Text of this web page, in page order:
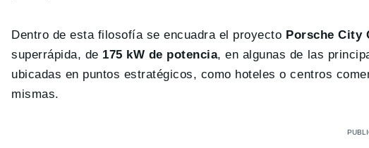
Dentro de esta filosofía se encuadra el proyecto Porsche City
superrápida, de 175 kW de potencia, en algunas de las
ubicadas en puntos estratégicos, como hoteles o centros
mismas.